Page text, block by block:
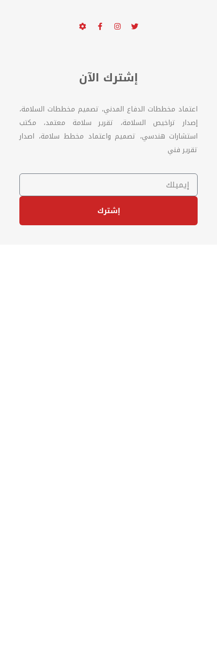
إشترك الآن
اعتماد مخططات الدفاع المدني، تصميم مخططات السلامة،
إصدار تراخيص السلامة، تقرير سلامة معتمد، مكتب
استشارات هندسي، تصميم واعتماد مخطط سلامة، اصدار
تقرير فني
إشترك